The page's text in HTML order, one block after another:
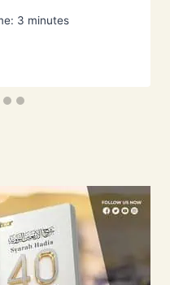
3 minutes